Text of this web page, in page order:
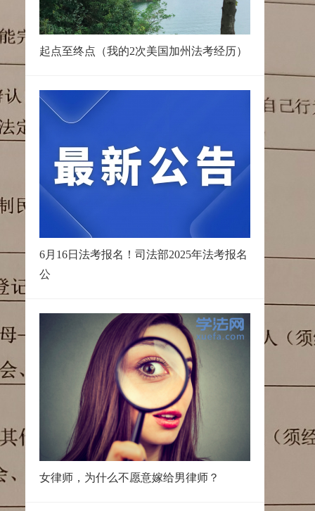
起点至终点（我的2次美国加州法考经历）
6月16日法考报名！司法部2025年法考报名
公
女律师，为什么不愿意嫁给男律师？